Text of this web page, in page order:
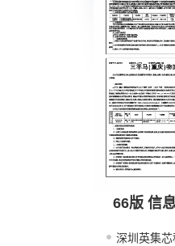
66版 信
深圳英集